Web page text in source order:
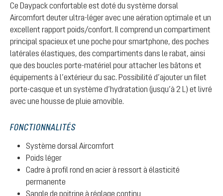
Ce Daypack confortable est doté du système dorsal
Aircomfort deuter ultra-léger avec une aération optimale et un
excellent rapport poids/confort. Il comprend un compartiment
principal spacieux et une poche pour smartphone, des poches
latérales élastiques, des compartiments dans le rabat, ainsi
que des boucles porte-matériel pour attacher les bâtons et
équipements à l’extérieur du sac. Possibilité d’ajouter un filet
porte-casque et un système d’hydratation (jusqu’à 2 L) et livré
avec une housse de pluie amovible.
FONCTIONNALITÉS
Système dorsal Aircomfort
Poids léger
Cadre à profil rond en acier à ressort à élasticité
permanente
Sangle de poitrine à réglage continu